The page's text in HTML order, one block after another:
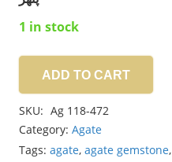
1 in stock
Agate
8.25ct
quantity
ADD TO CART
SKU: Ag 118-472
Category: Agate
Tags: agate, agate gemstone,